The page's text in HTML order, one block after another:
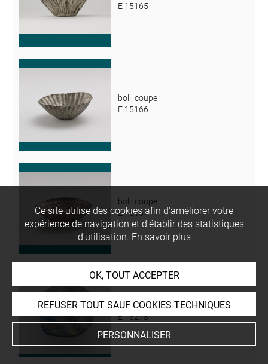
E 15165
bol ; coupe
E 15166
bol ; coupe
E 15167
perle
E 15278
Ce site utilise des cookies afin d'améliorer votre
expérience de navigation et d'établir des statistiques
d'utilisation. En savoir plus
OK, TOUT ACCEPTER
REFUSER TOUT SAUF COOKIES TECHNIQUES
PERSONNALISER